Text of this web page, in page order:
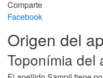
Comparte
Facebook
Origen del
Toponímia del